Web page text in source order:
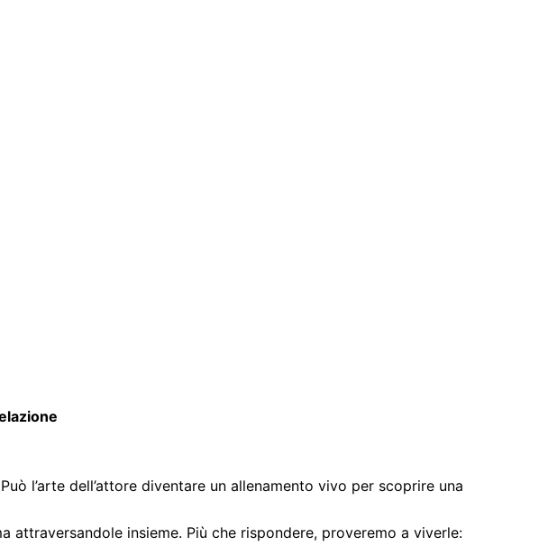
l’arte dell’attore diventare un allenamento vivo per scoprire una
insieme. Più che rispondere, proveremo a viverle: